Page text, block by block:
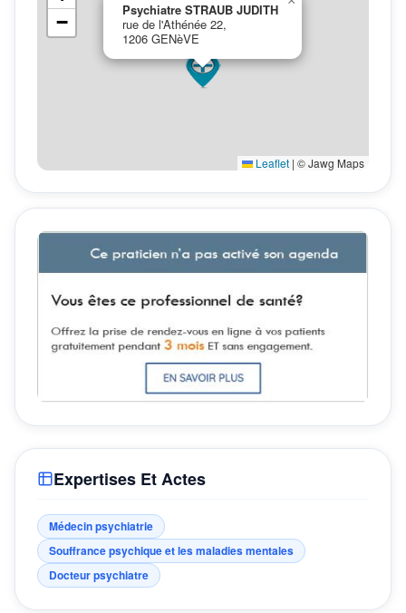
Expertises Et Actes
Médecin psychiatrie
Souffrance psychique et les maladies mentales
Docteur psychiatre
Psychiatre STRAUB JUDITH
rue de l'Athénée 22,
1206 GENèVE
−
Leaflet | © Jawg Maps